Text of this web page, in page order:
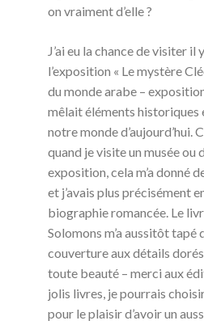
on vraiment d’elle ?
J’ai eu la chance de visiter il
l’exposition « Le mystère
du monde arabe –
mêlait éléments historiques
notre monde d’aujourd’hui.
quand je visite un musée ou
exposition, cela m’a donné
et j’avais plus précisément
biographie romancée. Le
Solomons m’a aussitôt tapé
couverture aux détails
toute beauté – merci aux
jolis livres, je pourrais
pour le plaisir d’avoir un